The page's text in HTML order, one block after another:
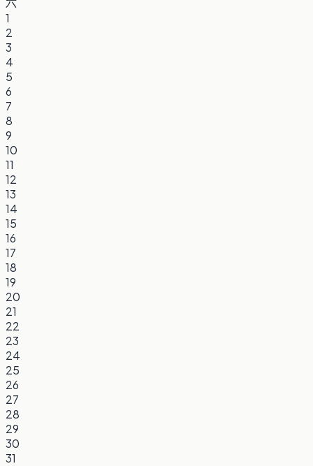
1
2
3
4
5
6
7
8
9
10
11
12
13
14
15
16
17
18
19
20
21
22
23
24
25
26
27
28
29
30
31